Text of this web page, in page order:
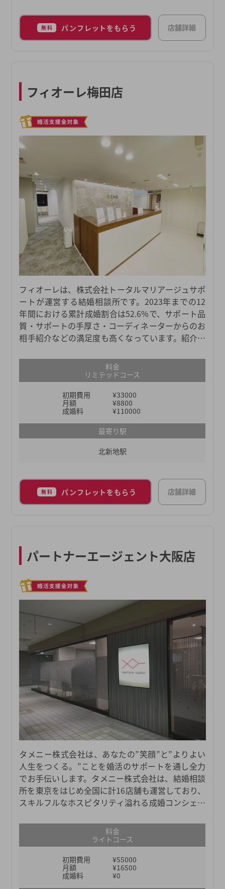
無料 パンフレットをもらう 店舗詳細
フィオーレ梅田店
フィオーレは、株式会社トータルマリアージュサポ
ートが運営する結婚相談所です。2023年までの12
年間における累計成婚割合は52.6%で、サポート品
質・サポートの手厚さ・コーディネーターからのお
相手紹介などの満足度も高くなっています。紹介対
希望条件に合ったお相手と出会える可能性も高いで
す。年齢層は男女ともに20～30代が多く、大学・大
学院卒の方が約60%を占めています。フィオーレは
「成婚にこだわった婚活サービスを提供する」をコ
ンセプトにしていますが、挙式や新居、ライフプラ
ンニングなどの成婚後のサービスも魅力です。
料金
リミテッドコース
初期費用
¥33000
月額
¥8800
成婚料
¥110000
最寄り駅
北新地駅
無料 パンフレットをもらう 店舗詳細
パートナーエージェント大阪店
タメニー株式会社は、あなたの”笑顔”と”よりよい
人生をつくる。”ことを婚活のサポートを通し全力
でお手伝いします。タメニー株式会社は、結婚相談
所を東京をはじめ全国に計16店舗も運営しており、
スキルフルなホスピタリティ溢れる成婚コンシェル
でいただくことで実感できることがたくさんござい
ますので、結婚相談所に入会を検討している方や、
費用やサービス内容についてよくわからない方は、
まずは弊社の無料の個別相談会にお越しください。
無料個別相談会では、あなたの結婚観や出会いの状
料金
ライトコース
初期費用
¥55000
月額
¥16500
成婚料
¥0